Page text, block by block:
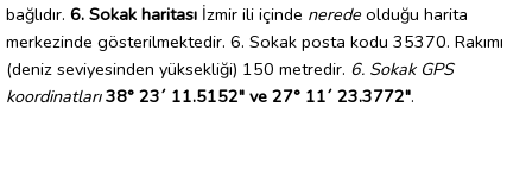
bağlıdır. 6. Sokak haritası İzmir ili içinde nerede olduğu harita
merkezinde gösterilmektedir. 6. Sokak posta kodu 35370. Rakımı
(deniz seviyesinden yüksekliği) 150 metredir. 6. Sokak GPS
koordinatları 38° 23´ 11.5152" ve 27° 11´ 23.3772".